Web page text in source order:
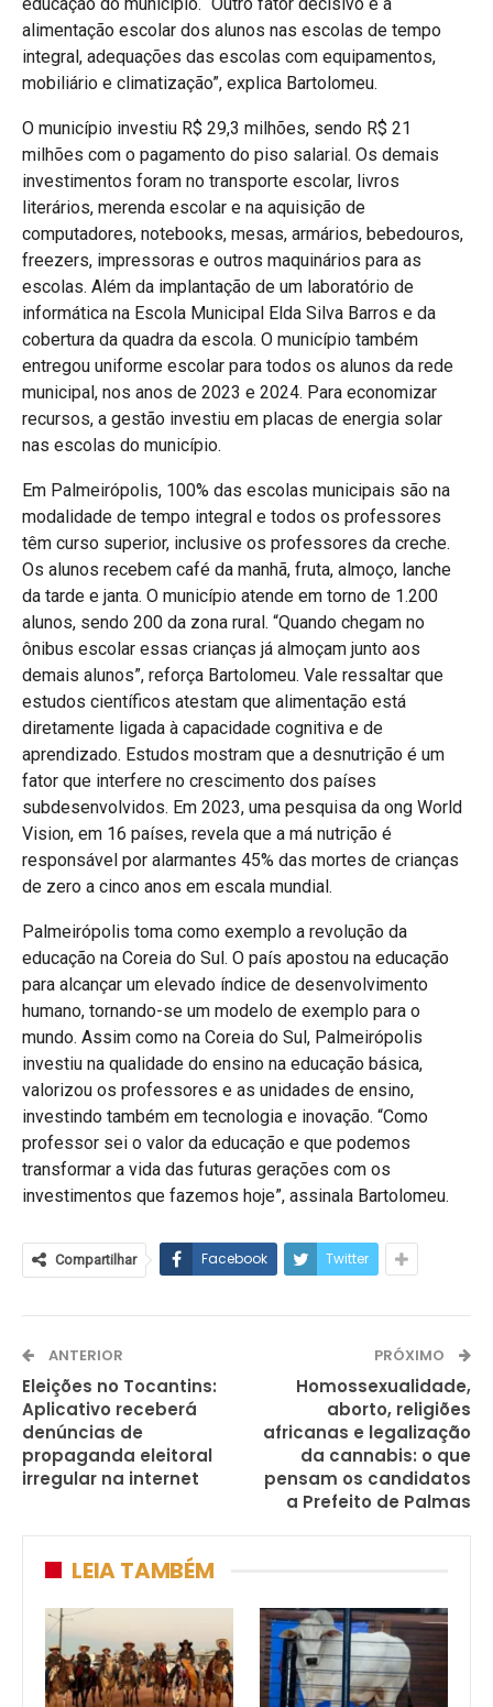
alimentação escolar dos alunos nas escolas de tempo
integral, adequações das escolas com equipamentos,
mobiliário e climatização”, explica Bartolomeu.
O município investiu R$ 29,3 milhões, sendo R$ 21
milhões com o pagamento do piso salarial. Os demais
investimentos foram no transporte escolar, livros
literários, merenda escolar e na aquisição de
computadores, notebooks, mesas, armários, bebedouros,
freezers, impressoras e outros maquinários para as
escolas. Além da implantação de um laboratório de
informática na Escola Municipal Elda Silva Barros e da
cobertura da quadra da escola. O município também
entregou uniforme escolar para todos os alunos da rede
municipal, nos anos de 2023 e 2024. Para economizar
recursos, a gestão investiu em placas de energia solar
nas escolas do município.
Em Palmeirópolis, 100% das escolas municipais são na
modalidade de tempo integral e todos os professores
têm curso superior, inclusive os professores da creche.
Os alunos recebem café da manhã, fruta, almoço, lanche
da tarde e janta. O município atende em torno de 1.200
alunos, sendo 200 da zona rural. “Quando chegam no
ônibus escolar essas crianças já almoçam junto aos
demais alunos”, reforça Bartolomeu. Vale ressaltar que
estudos científicos atestam que alimentação está
diretamente ligada à capacidade cognitiva e de
aprendizado. Estudos mostram que a desnutrição é um
fator que interfere no crescimento dos países
subdesenvolvidos. Em 2023, uma pesquisa da ong World
Vision, em 16 países, revela que a má nutrição é
responsável por alarmantes 45% das mortes de crianças
de zero a cinco anos em escala mundial.
Palmeirópolis toma como exemplo a revolução da
educação na Coreia do Sul. O país apostou na educação
para alcançar um elevado índice de desenvolvimento
humano, tornando-se um modelo de exemplo para o
mundo. Assim como na Coreia do Sul, Palmeirópolis
investiu na qualidade do ensino na educação básica,
valorizou os professores e as unidades de ensino,
investindo também em tecnologia e inovação. “Como
professor sei o valor da educação e que podemos
transformar a vida das futuras gerações com os
investimentos que fazemos hoje”, assinala Bartolomeu.
Compartilhar Facebook Twitter
ANTERIOR
Eleições no Tocantins:
Aplicativo receberá
denúncias de
propaganda eleitoral
irregular na internet
PRÓXIMO
Homossexualidade,
aborto, religiões
africanas e legalização
da cannabis: o que
pensam os candidatos
a Prefeito de Palmas
LEIA TAMBÉM